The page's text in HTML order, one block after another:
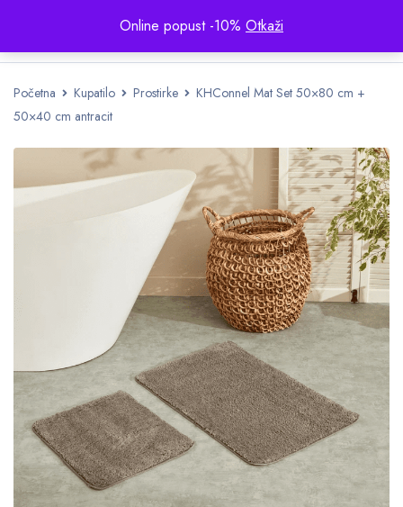
Online popust -10% Otkaži
Početna Kupatilo Prostirke
KHConnel Mat Set 50×80 cm +
50×40 cm antracit